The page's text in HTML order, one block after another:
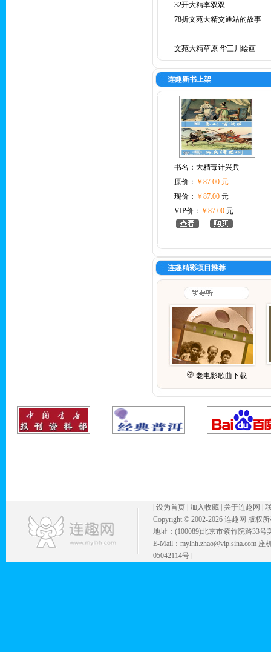
32开大精李双双
78折文苑大精交通站的故事
文苑大精草原 华三川绘画
连趣新书上架
书名： 大精毒计兴兵
原价： ￥87.00 元
现价： ￥87.00元
VIP价： ￥87.00元
连趣精彩项目推荐
老电影歌曲下载
设为首页 加入收藏 关于连趣网
Copyright © 2002-2026 连趣网 版权
地址：(100089)北京市紫竹院路33号
E-Mail：mylhh.zhao@vip.sina.com
05042114号]